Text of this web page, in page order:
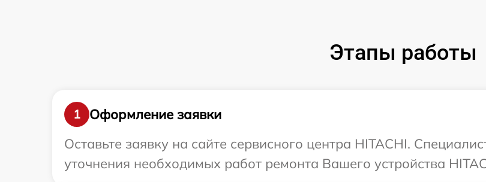
Этапы работы
1
Оформление заявки
Оставьте заявку на сайте сервисного центра HITACHI.
уточнения необходимых работ ремонта Вашего устройства